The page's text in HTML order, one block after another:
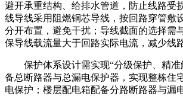
避开承重结构、给排水管道，防止线路受
线导线采用阻燃铜芯导线，按回路穿管敷
分开布置，避免干扰；导线截面的选择需
保导线载流量大于回路实际电流，减少线
保护体系设计需实现“分级保护、精
备总断路器与总漏电保护器，实现整栋住
电保护；楼层配电箱配备分路断路器与漏